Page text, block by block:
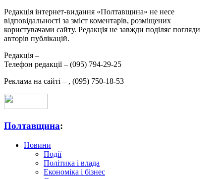
Редакція інтернет-видання «Полтавщина» не несе
відповідальності за зміст коментарів, розміщених
користувачами сайту. Редакція не завжди поділяє погляди
авторів публікацій.
Редакція –
Телефон редакції – (095) 794-29-25
Реклама на сайті – , (095) 750-18-53
Полтавщина:
Новини
Події
Політика і влада
Економіка і бізнес